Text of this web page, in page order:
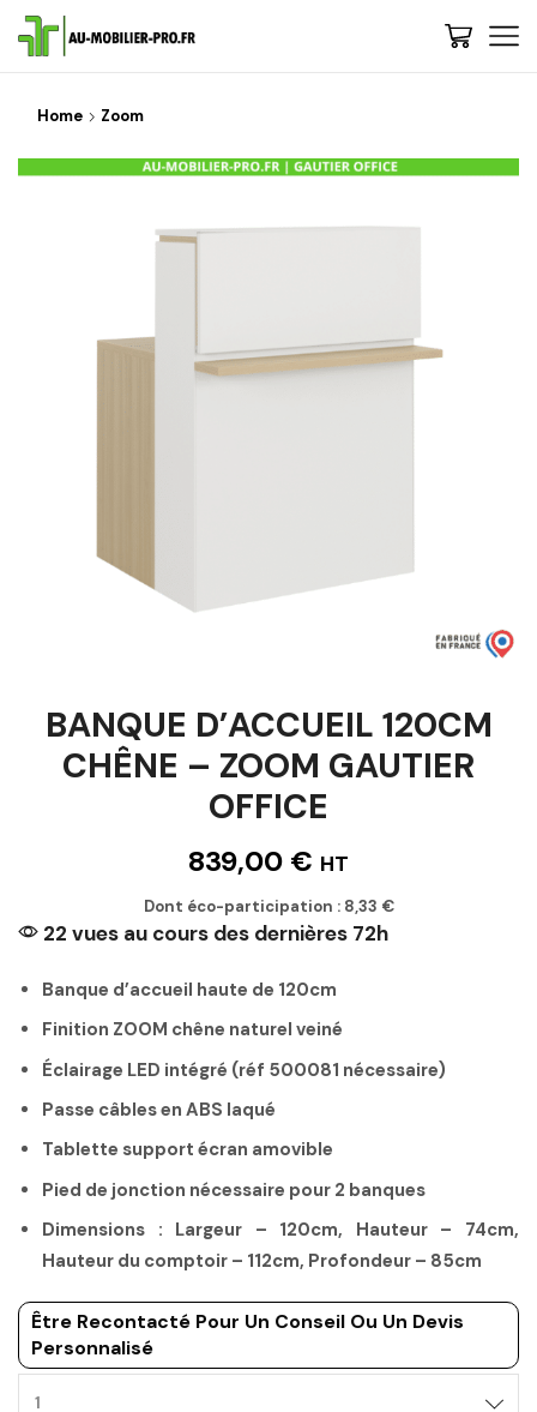
Home Zoom
BANQUE D’ACCUEIL 120CM
CHÊNE – ZOOM GAUTIER
OFFICE
839,00 € HT
Dont éco-participation : 8,33 €
22 vues au cours des dernières 72h
Banque d’accueil haute de 120cm
Finition ZOOM chêne naturel veiné
Éclairage LED intégré (réf 500081 nécessaire)
Passe câbles en ABS laqué
Tablette support écran amovible
Pied de jonction nécessaire pour 2 banques
Dimensions : Largeur – 120cm, Hauteur – 74cm,
Hauteur du comptoir – 112cm, Profondeur – 85cm
Être Recontacté Pour Un Conseil Ou Un Devis
Personnalisé